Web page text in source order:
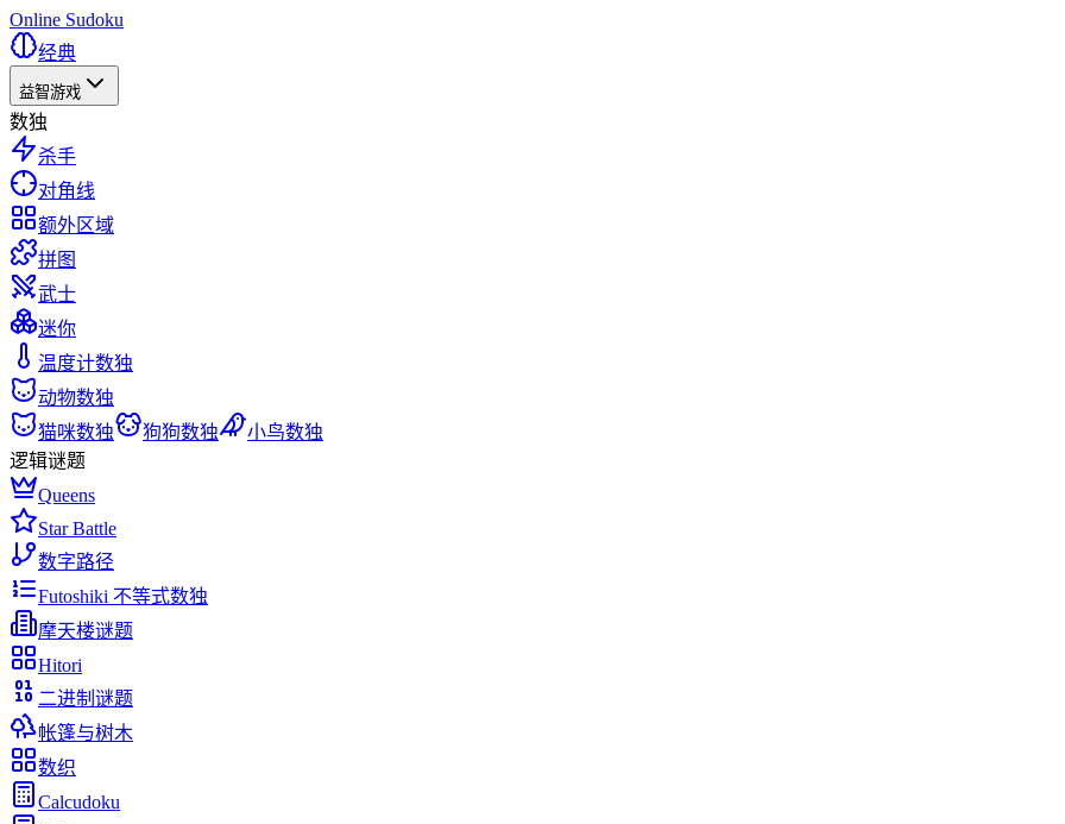
Online Sudoku
经典
益智游戏
数独
杀手
对角线
额外区域
拼图
武士
迷你
温度计数独
动物数独
猫咪数独
狗狗数独
小鸟数独
逻辑谜题
Queens
Star Battle
数字路径
Futoshiki 不等式数独
摩天楼谜题
Hitori
二进制谜题
帐篷与树木
数织
Calcudoku